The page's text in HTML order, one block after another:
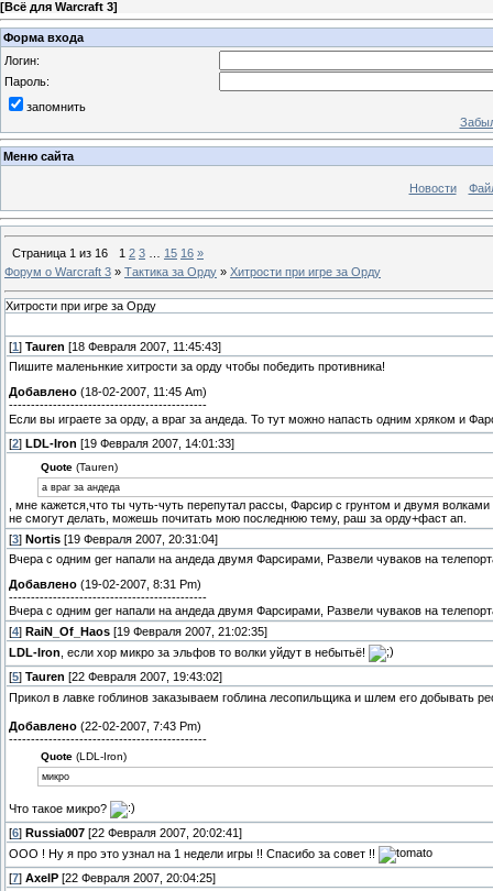
[Всё для Warcraft 3]
Форма входа
Логин:
Пароль:
запомнить
Меню сайта
Новости
Страница 1 из 16 1 2 3 15 16 »
Форум о Warcraft 3 » Тактика за Орду » Хитрости при игре за Орду
Хитрости при игре за Орду
[1 ] Tauren [18 Февраля 2007, 11:45:43]
Пишите маленьнкие хитрости за орду чтобы победить противника!
Добавлено (18-02-2007, 11:45 Am)
---------------------------------------------
Если вы играете за орду, а враг за андеда. То тут можно напасть одним хряком и
[2] LDL-Iron [19 Февраля 2007, 14:01:33]
Quote(Tauren)
а враг за андеда
, мне кажется,что ты чуть-чуть перепутал рассы, Фарсир с грунтом и двумя
не смогут делать, можешь почитать мою последнюю тему, раш за орду+фаст ап.
[3] Nortis [19 Февраля 2007, 20:31:04]
Вчера с одним ger напали на андеда двумя Фарсирами, Развели чуваков на
Добавлено (19-02-2007, 8:31 Pm)
---------------------------------------------
Вчера с одним ger напали на андеда двумя Фарсирами, Развели чуваков на
[4] RaiN_Of_Haos [19 Февраля 2007, 21:02:35]
LDL-Iron , если хор микро за эльфов то волки уйдут в небытьё!
[5] Tauren [22 Февраля 2007, 19:43:02]
Прикол в лавке гоблинов заказываем гоблина лесопильщика и шлем его добывать
Добавлено (22-02-2007, 7:43 Pm)
---------------------------------------------
Quote(LDL-Iron)
микро
Что такое микро?
[6] Russia007 [22 Февраля 2007, 20:02:41]
ООО ! Ну я про это узнал на 1 недели игры !! Спасибо за совет !!
[7] AxelP [22 Февраля 2007, 20:04:25]